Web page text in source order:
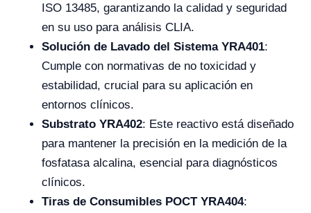
ISO 13485, garantizando la calidad y seguridad
en su uso para análisis CLIA.
Solución de Lavado del Sistema YRA401:
Cumple con normativas de no toxicidad y
estabilidad, crucial para su aplicación en
entornos clínicos.
Substrato YRA402: Este reactivo está diseñado
para mantener la precisión en la medición de la
fosfatasa alcalina, esencial para diagnósticos
clínicos.
Tiras de Consumibles POCT YRA404: